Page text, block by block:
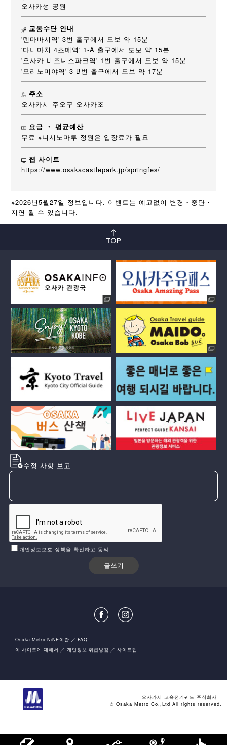
오사카성 공원
교통수단 안내
'덴마바시역' 3번 출구에서 도보 약 15분
'다니마치 4초메역' 1-A 출구에서 도보 약 15분
'오사카 비즈니스파크역' 1번 출구에서 도보 약 15분
'모리노미야역' 3-B번 출구에서 도보 약 17분
주소
오사카시 주오구 오사카조
요금 ・ 평균예산
무료 ※니시노마루 정원은 입장료가 필요
웹 사이트
https://www.osakacastlepark.jp/springfes/
※2026년5월27일 정보입니다. 이벤트는 예고없이 변경・중단・
지연 될 수 있습니다.
수정 사항 보고
개인정보보호 정책을 확인하고 동의
Osaka Metro NiNE이란
FAQ
이 사이트에 대해서
개인정보 취급방침 사이트맵
오사카시 고속전기궤도 주식회사
© Osaka Metro Co.,Ltd All rights reserved.